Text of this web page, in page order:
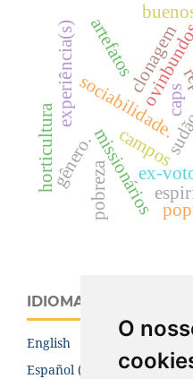
O
missionários
sociabilidade.
ex-
experiência(s)
campos
pobreza
gênero.
clonagem
horticultura
artefatos
caps
IDIOMA
English
Español (España)